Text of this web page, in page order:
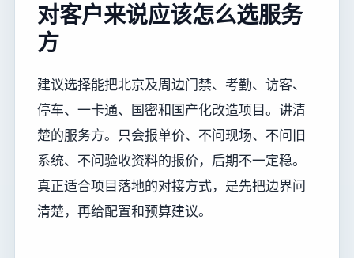
对客户来说应该怎么选服务
方
建议选择能把北京及周边门禁、考勤、访客、
停车、一卡通、国密和国产化改造项目。讲清
楚的服务方。只会报单价、不问现场、不问旧
系统、不问验收资料的报价，后期不一定稳。
真正适合项目落地的对接方式，是先把边界问
清楚，再给配置和预算建议。